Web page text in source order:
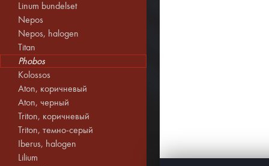
Linum bundelset
Nepos
Nepos, halogen
Titan
Phobos
Kolossos
Aton, коричневый
Aton, черный
Triton, коричневый
Triton, темно-серый
Iberus, halogen
Lilium